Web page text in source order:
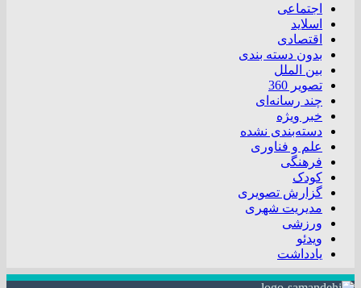
اجتماعی
اسلاید
اقتصادی
بدون دسته بندی
بین الملل
تصویر 360
چند رسانه‌ای
خبر ویژه
دسته‌بندی نشده
علم و فناوری
فرهنگی
کودک
گزارش تصویری
مدیریت شهری
ورزشی
ویدئو
یادداشت